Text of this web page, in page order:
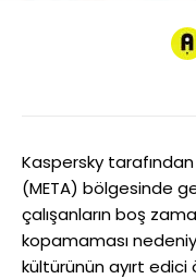
Kaspersky
(META) bölgesinde
çalışanların boş
kopamaması
kültürünün ayırt